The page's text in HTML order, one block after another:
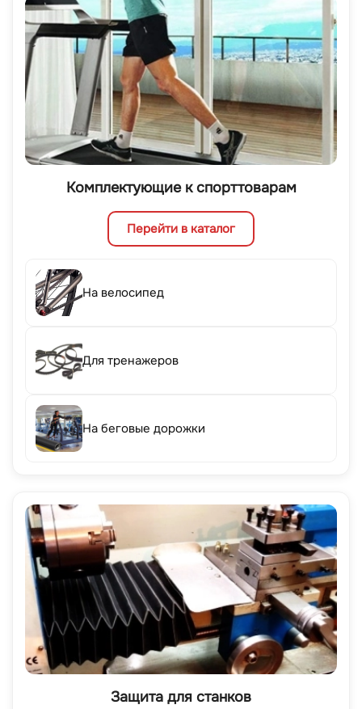
Комплектующие к спорттоварам
Перейти в каталог
На велосипед
Для тренажеров
На беговые дорожки
Защита для станков